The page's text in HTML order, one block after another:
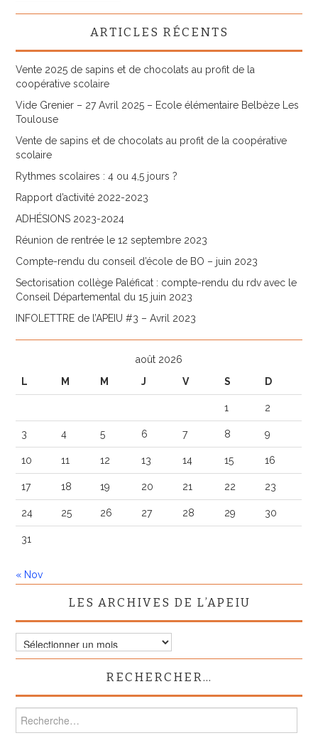
ARTICLES RÉCENTS
Vente 2025 de sapins et de chocolats au profit de la
coopérative scolaire
Vide Grenier – 27 Avril 2025 – Ecole élémentaire Belbèze Les
Toulouse
Vente de sapins et de chocolats au profit de la coopérative
scolaire
Rythmes scolaires : 4 ou 4,5 jours ?
Rapport d’activité 2022-2023
ADHÉSIONS 2023-2024
Réunion de rentrée le 12 septembre 2023
Compte-rendu du conseil d’école de BO – juin 2023
Sectorisation collège Paléficat : compte-rendu du rdv avec le
Conseil Départemental du 15 juin 2023
INFOLETTRE de l’APEIU #3 – Avril 2023
août 2026
L
M M J V S D
1 2
3 4 5 6 7 8 9
10 11 12 13 14 15 16
17 18 19 20 21 22 23
24 25 26 27 28 29 30
31
« Nov
LES ARCHIVES DE L’APEIU
Les
archives
RECHERCHER…
Rechercher :